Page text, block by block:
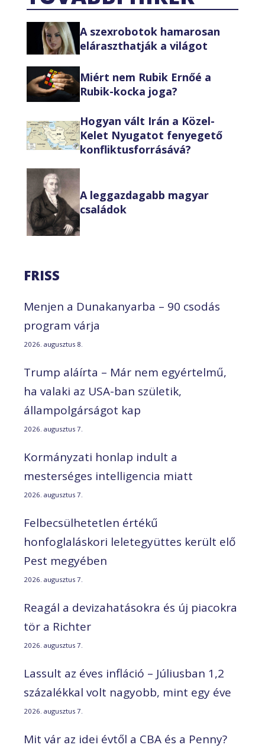
A szexrobotok hamarosan
eláraszthatják a világot
Miért nem Rubik Ernőé a
Rubik-kocka joga?
Hogyan vált Irán a Közel-
Kelet Nyugatot fenyegető
konfliktusforrásává?
A leggazdagabb magyar
családok
FRISS
Menjen a Dunakanyarba – 90 csodás
program várja
2026. augusztus 8.
Trump aláírta – Már nem egyértelmű,
ha valaki az USA-ban születik,
állampolgárságot kap
2026. augusztus 7.
Kormányzati honlap indult a
mesterséges intelligencia miatt
2026. augusztus 7.
Felbecsülhetetlen értékű
honfoglaláskori leletegyüttes került elő
Pest megyében
2026. augusztus 7.
Reagál a devizahatásokra és új piacokra
tör a Richter
2026. augusztus 7.
Lassult az éves infláció – Júliusban 1,2
százalékkal volt nagyobb, mint egy éve
2026. augusztus 7.
Mit vár az idei évtől a CBA és a Penny?